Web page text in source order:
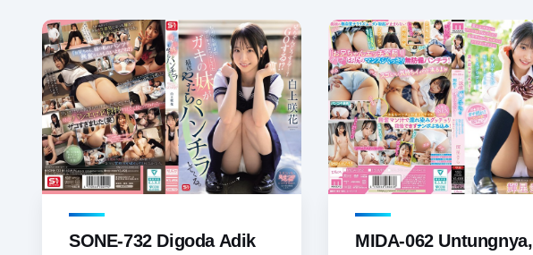
SONE-732 Digoda Adik
MIDA-062 Untungnya,